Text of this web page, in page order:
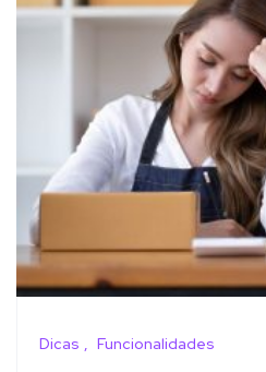
Dicas Funcionalidades